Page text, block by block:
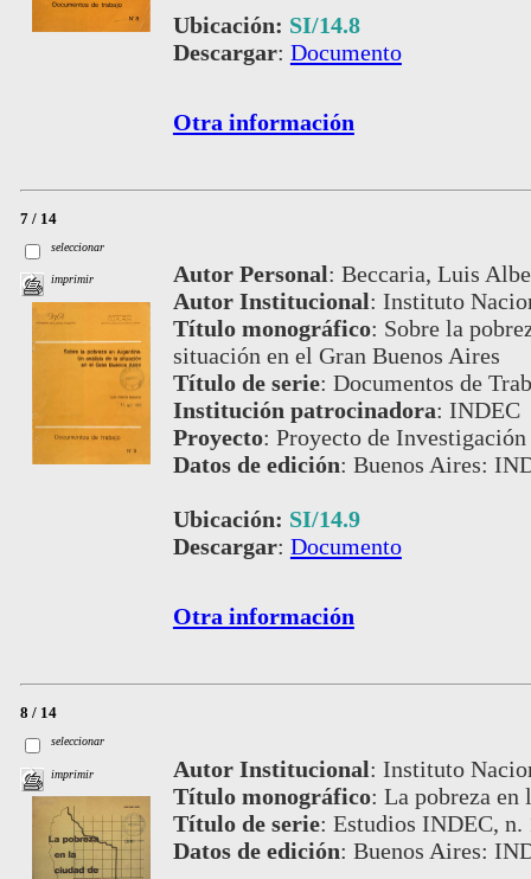
Ubicación: SI/14.8
Descargar: Documento
Otra información
7 / 14
seleccionar
imprimir Autor Personal: Beccaria, Luis
Autor Institucional: Instituto
Título monográfico: Sobre la
situación en el Gran Buenos Aires
Título de serie: Documentos de
Institución patrocinadora: INDEC
Proyecto: Proyecto de
Datos de edición: Buenos Aires:
Ubicación: SI/14.9
Descargar: Documento
Otra información
8 / 14
seleccionar
imprimir Autor Institucional: Instituto
Título monográfico: La pobreza en
Título de serie: Estudios INDEC, n.
Datos de edición: Buenos Aires: